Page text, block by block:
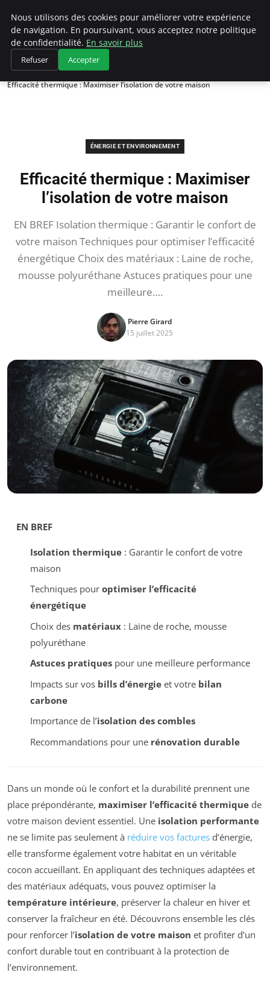
Climategatecountryclub.com
Accueil
Énergie et environnement
Efficacité thermique : Maximiser l’isolation de votre maison
ÉNERGIE ET ENVIRONNEMENT
Efficacité thermique : Maximiser
l’isolation de votre maison
EN BREF Isolation thermique : Garantir le confort de
votre maison Techniques pour optimiser l’efficacité
énergétique Choix des matériaux : Laine de roche,
mousse polyuréthane Astuces pratiques pour une
meilleure….
Pierre Girard
15 juillet 2025
EN BREF
Isolation thermique: Garantir le confort de votre
maison
Techniques pour optimiser l’efficacité
énergétique
Choix des matériaux: Laine de roche, mousse
polyuréthane
Astuces pratiquespour une meilleure performance
Impacts sur vos bills d’énergieet votre bilan
carbone
Importance de l’isolation des combles
Recommandations pour une rénovation durable
Dans un monde où le confort et la durabilité prennent une
place prépondérante, maximiser l’efficacité thermique de
votre maison devient essentiel. Une isolation performante
ne se limite pas seulement à réduire vos factures d’énergie,
elle transforme également votre habitat en un véritable
cocon accueillant. En appliquant des techniques adaptées et
des matériaux adéquats, vous pouvez optimiser la
température intérieure, préserver la chaleur en hiver et
conserver la fraîcheur en été. Découvrons ensemble les clés
pour renforcer l’isolation de votre maison et profiter d’un
confort durable tout en contribuant à la protection de
l’environnement.
Nous utilisons des cookies pour améliorer votre expérience
de navigation. En poursuivant, vous acceptez notre politique
de confidentialité. En savoir plus
Refuser Accepter